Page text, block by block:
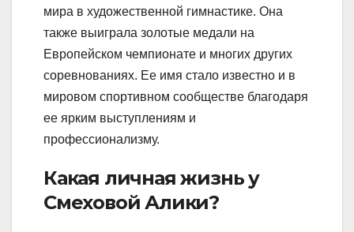
мира в художественной гимнастике. Она
также выиграла золотые медали на
Европейском чемпионате и многих других
соревнованиях. Ее имя стало известно и в
мировом спортивном сообществе благодаря
ее ярким выступлениям и
профессионализму.
Какая личная жизнь у
Смеховой Алики?